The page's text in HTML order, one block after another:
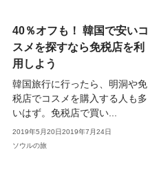
40％オフも！ 韓国で安いコ
スメを探すなら免税店を利
用しよう
韓国旅行に行ったら、明洞や免
税店でコスメを購入する人も多
いはず。免税店で買い...
2019年5月20日2019年7月24日
ソウルの旅